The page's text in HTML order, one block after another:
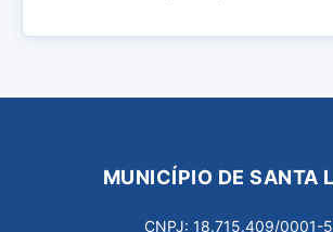
MUNICÍPIO DE SANTA
CNPJ: 18.715.409/0001-